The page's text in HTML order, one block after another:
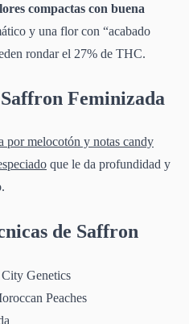
compactas con buena
y una flor con “acabado
rondar el 27% de THC.
Feminizada
por melocotón y notas candy
que le da profundidad y
de Saffron
Genetics
Peaches